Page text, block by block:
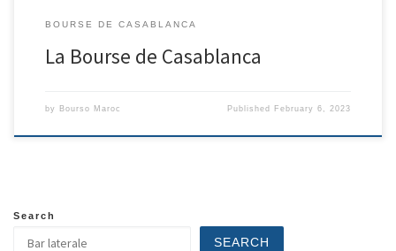
BOURSE DE CASABLANCA
La Bourse de Casablanca
by Bourso Maroc Published February 6, 2023
Search
SEARCH